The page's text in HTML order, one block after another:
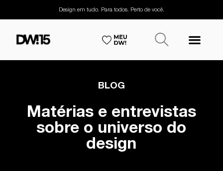
Design em tudo. Para todos. Perto de você.
BLOG
Matérias e entrevistas
sobre o universo do
design